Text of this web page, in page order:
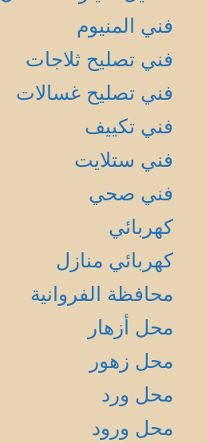
فني المنيوم
فني تصليح ثلاجات
فني تصليح غسالات
فني تكييف
فني ستلايت
فني صحي
كهربائي
كهربائي منازل
محافظة الفروانية
محل أزهار
محل زهور
محل ورد
محل ورود